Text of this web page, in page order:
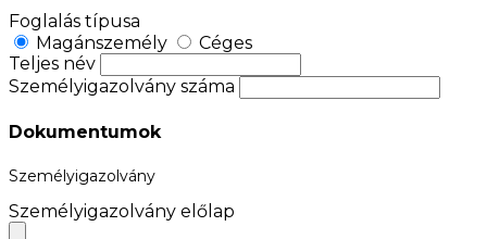
Foglalás típusa
Magánszemély
Céges
Teljes név
Személyigazolvány száma
Dokumentumok
Személyigazolvány
Személyigazolvány előlap